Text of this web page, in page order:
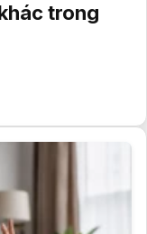
trong